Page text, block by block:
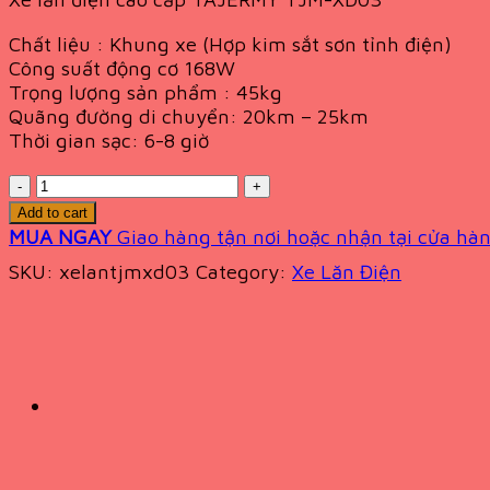
Chất liệu : Khung xe (Hợp kim sắt sơn tỉnh điện)
Công suất động cơ 168W
Trọng lượng sản phẩm : 45kg
Quãng đường di chuyển: 20km – 25km
Thời gian sạc: 6-8 giờ
Quantity
Add to cart
MUA NGAY Giao hàng tận nơi hoặc nhận tại cửa
SKU: xelantjmxd03 Category: Xe Lăn Điện